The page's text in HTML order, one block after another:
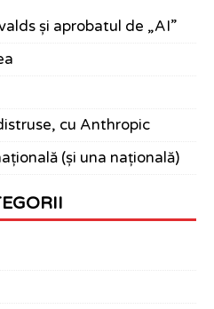
și aprobatul de „AI”
cu Anthropic
(și una națională)